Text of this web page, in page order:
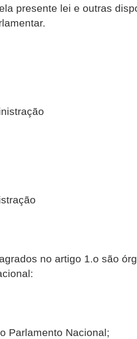
presente lei e outras
no artigo 1.o são
Parlamento Nacional;